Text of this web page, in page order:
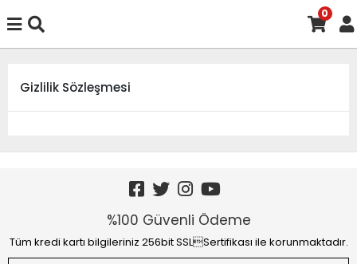
0
Gizlilik Sözleşmesi
%100 Güvenli Ödeme
Tüm kredi kartı bilgileriniz 256bit SSLSertifikası ile korunmaktadır.